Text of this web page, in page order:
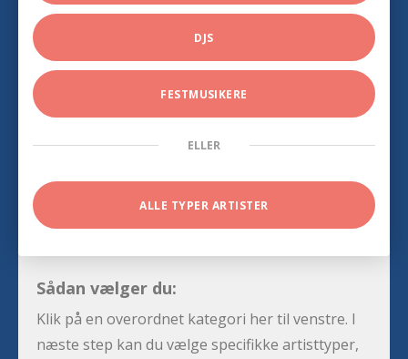
DJS
FESTMUSIKERE
ELLER
ALLE TYPER ARTISTER
Sådan vælger du:
Klik på en overordnet kategori her til venstre. I
næste step kan du vælge specifikke artisttyper,